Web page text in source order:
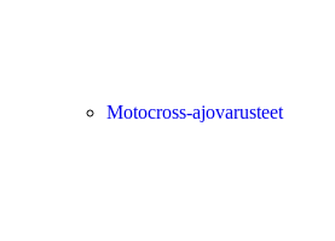
Motocross-ajovarusteet